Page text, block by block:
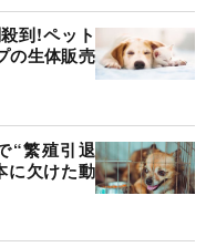
到!ペット
の生体販売
“繁殖引退
に欠けた動